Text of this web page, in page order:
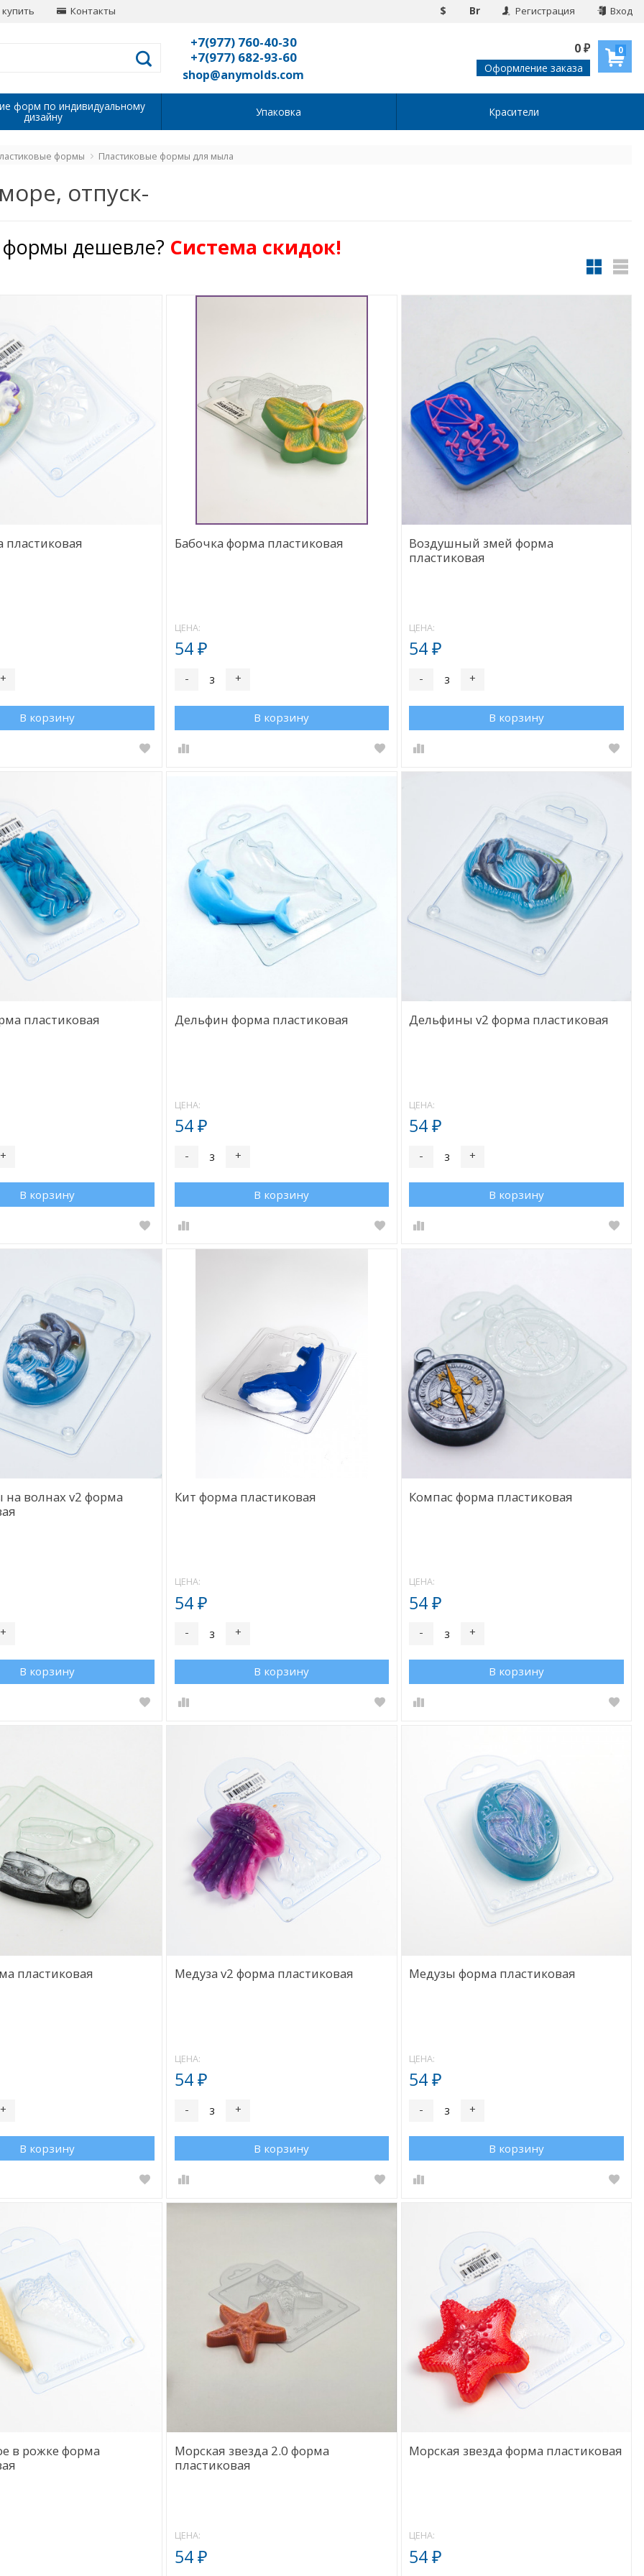
Контакты $ Br Регистрация Вход
+7(977) 760-40-30
+7(977) 682-93-60
shop@anymolds.com
0
0₽
Оформление заказа
форм по индивидуальному
дизайну Упаковка Красители
формы Пластиковые формы для мыла
отпуск-
формы дешевле? Cистема скидок!
пластиковая
+
В корзину
Бабочка форма пластиковая
ЦЕНА:
54 ₽
- +
В корзину
Воздушный змей форма
пластиковая
ЦЕНА:
54₽
- +
В корзину
пластиковая
+
В корзину
Дельфин форма пластиковая
ЦЕНА:
54 ₽
- +
В корзину
Дельфины v2 форма пластиковая
ЦЕНА:
54₽
- +
В корзину
волнах v2 форма
+
В корзину
Кит форма пластиковая
ЦЕНА:
54 ₽
- +
В корзину
Компас форма пластиковая
ЦЕНА:
54₽
- +
В корзину
пластиковая
+
В корзину
Медуза v2 форма пластиковая
ЦЕНА:
54 ₽
- +
В корзину
Медузы форма пластиковая
ЦЕНА:
54₽
- +
В корзину
в рожке форма
Морская звезда 2.0 форма
пластиковая
ЦЕНА:
54 ₽
Морская звезда форма пластиковая
ЦЕНА:
54₽